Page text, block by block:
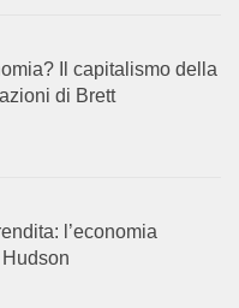
Il capitalismo della
di Brett
l’economia